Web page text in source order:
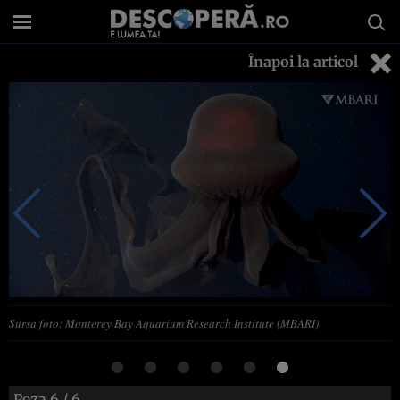
Înapoi la articol
Sursa foto: Monterey Bay Aquarium Research Institute (MBARI)